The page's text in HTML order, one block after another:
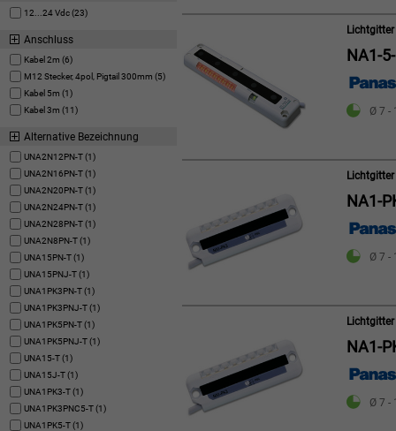
12...24 Vdc (23)
Anschluss
Kabel 2m (6)
M12 Stecker, 4pol, Pigtail 300mm (5)
Kabel 5m (1)
Kabel 3m (11)
Alternative Bezeichnung
UNA2N12PN-T (1)
UNA2N16PN-T (1)
UNA2N20PN-T (1)
UNA2N24PN-T (1)
UNA2N28PN-T (1)
UNA2N8PN-T (1)
UNA15PN-T (1)
UNA15PNJ-T (1)
UNA1PK3PN-T (1)
UNA1PK3PNJ-T (1)
UNA1PK5PN-T (1)
UNA1PK5PNJ-T (1)
UNA15-T (1)
UNA15J-T (1)
UNA1PK3-T (1)
UNA1PK3PNC5-T (1)
UNA1PK5-T (1)
NA1-
Ø 7 -
NA1-
Ø 7 -
NA1-
Ø 7 -